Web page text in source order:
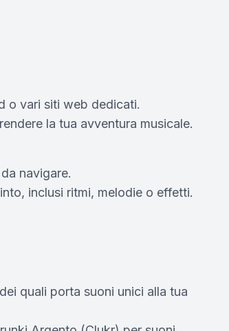
o vari siti web dedicati.
la tua avventura musicale.
navigare.
inclusi ritmi, melodie o effetti.
quali porta suoni unici alla tua